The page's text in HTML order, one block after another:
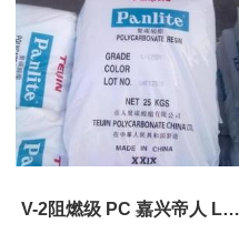
V-2阻燃级 PC 嘉兴帝人 LV-